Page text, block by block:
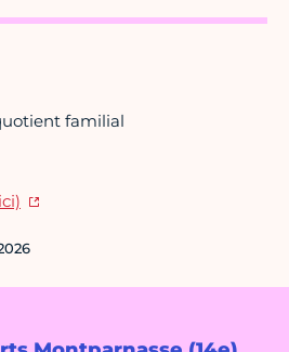
familial